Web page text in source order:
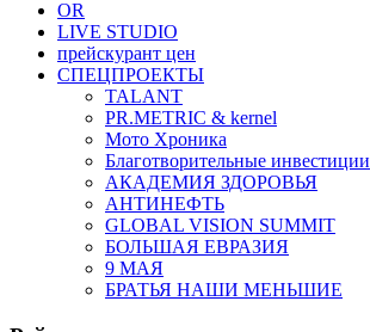
OR
LIVE STUDIO
прейскурант цен
СПЕЦПРОЕКТЫ
TALANT
PR.METRIC & kernel
Мото Хроника
Благотворительные инвестиции
АКАДЕМИЯ ЗДОРОВЬЯ
АНТИНЕФТЬ
GLOBAL VISION SUMMIT
БОЛЬШАЯ ЕВРАЗИЯ
9 МАЯ
БРАТЬЯ НАШИ МЕНЬШИЕ